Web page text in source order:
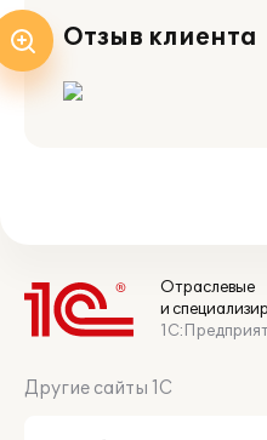
Отзыв клиента
Отраслевые
и
Другие сайты 1С